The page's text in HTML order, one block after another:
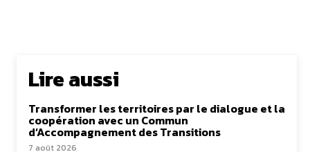
Lire aussi
Transformer les territoires par le dialogue et la
coopération avec un Commun
d’Accompagnement des Transitions
7 août 2026